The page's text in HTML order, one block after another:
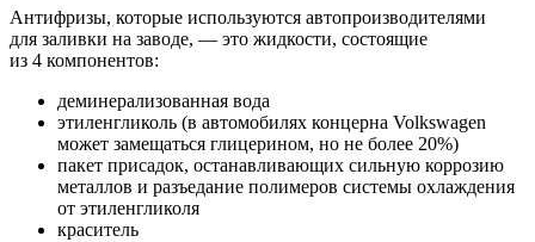
Антифризы, которые используются автопроизводителями
для заливки на заводе, — это жидкости, состоящие
из 4 компонентов:
деминерализованная вода
этиленгликоль (в автомобилях концерна Volkswagen
может замещаться глицерином, но не более 20%)
пакет присадок, останавливающих сильную коррозию
металлов и разъедание полимеров системы охлаждения
от этиленгликоля
краситель